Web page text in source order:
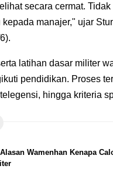
secara cermat.
kepada manajer," ujar
latihan dasar militer
pendidikan. Proses
hingga kriteria
Wamenhan Kenapa